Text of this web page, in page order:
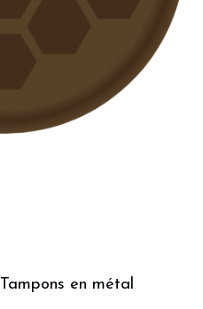
Tampons en métal